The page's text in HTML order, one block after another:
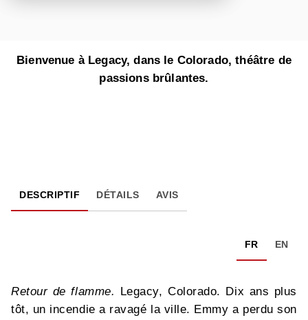
Bienvenue à Legacy, dans le Colorado, théâtre de
passions brûlantes.
DESCRIPTIF DÉTAILS AVIS
FR EN
Retour de flamme.
Legacy, Colorado. Dix ans plus
tôt, un incendie a ravagé la ville. Emmy a perdu son